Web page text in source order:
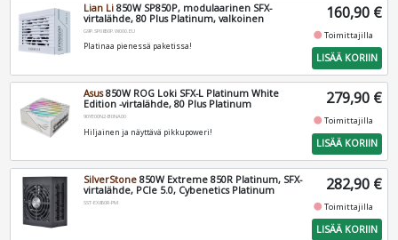
Lian Li 850W SP850P, modulaarinen SFX-
virtalähde, 80 Plus Platinum, valkoinen
G9P.SP0850P.W000.EU
Platinaa pienessä paketissa!
160,90 €
fiber_manual_recordToimittajilla
LISÄÄ KORIIN
Asus850W ROG Loki SFX-L Platinum White
Edition -virtalähde, 80 Plus Platinum
90YE00N2-B0NA00
Hiljainen ja näyttävä pikkupoweri!
279,90 €
fiber_manual_recordToimittajilla
LISÄÄ KORIIN
SilverStone 850W Extreme 850R Platinum, SFX-
virtalähde, PCIe 5.0, Cybenetics Platinum
SST-EX850R-PM
282,90 €
fiber_manual_recordToimittajilla
LISÄÄ KORIIN